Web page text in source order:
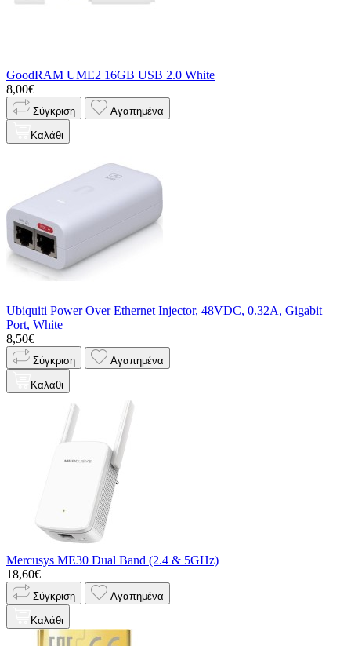
GoodRAM UME2 16GB USB 2.0 White
8,00€
Σύγκριση Αγαπημένα
Καλάθι
Ubiquiti Power Over Ethernet Injector, 48VDC, 0.32A, Gigabit
Port, White
8,50€
Σύγκριση Αγαπημένα
Καλάθι
Mercusys ME30 Dual Band (2.4 & 5GHz)
18,60€
Σύγκριση Αγαπημένα
Καλάθι